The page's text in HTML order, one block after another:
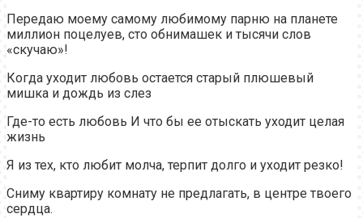
Передаю моему самому любимому парню на планете
миллион поцелуев, сто обнимашек и тысячи слов
«скучаю»!
Когда уходит любовь остается старый плюшевый
мишка и дождь из слез
Где-то есть любовь И что бы ее отыскать уходит целая
жизнь
Я из тех, кто любит молча, терпит долго и уходит резко!
Сниму квартиру комнату не предлагать, в центре твоего
сердца.